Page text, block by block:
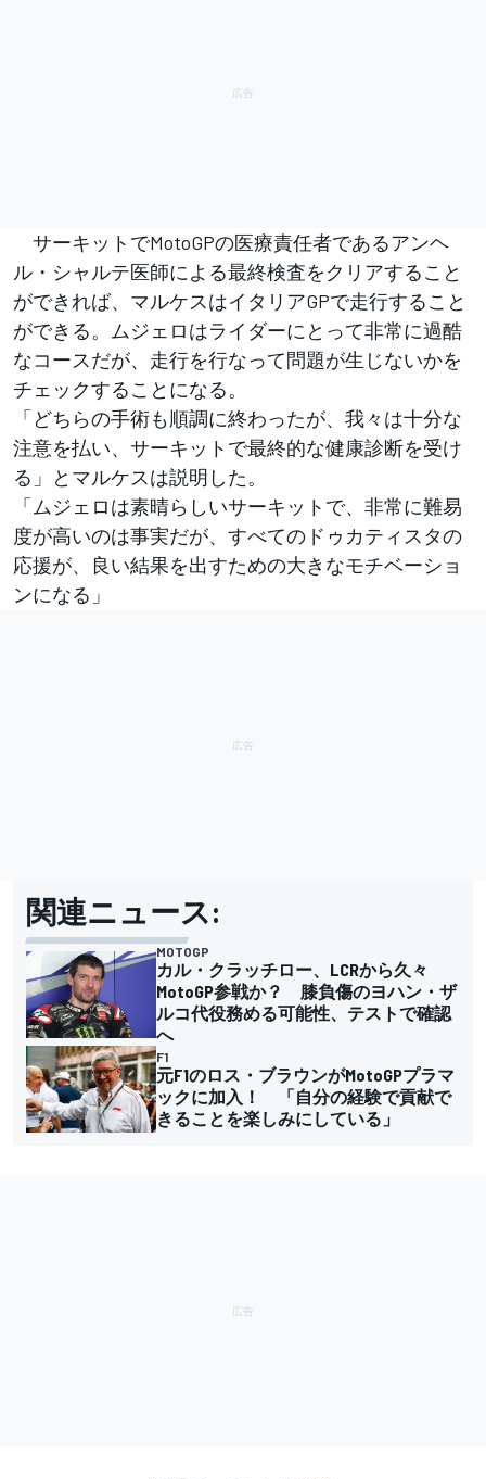
サーキットでMotoGPの医療責任者であるアンヘ
ル・シャルテ医師による最終検査をクリアすること
ができれば、マルケスはイタリアGPで走行すること
ができる。ムジェロはライダーにとって非常に過酷
なコースだが、走行を行なって問題が生じないかを
チェックすることになる。
「どちらの手術も順調に終わったが、我々は十分な
注意を払い、サーキットで最終的な健康診断を受け
る」とマルケスは説明した。
「ムジェロは素晴らしいサーキットで、非常に難易
度が高いのは事実だが、すべてのドゥカティスタの
応援が、良い結果を出すための大きなモチベーショ
ンになる」
関連ニュース:
MOTOGP
カル・クラッチロー、LCRから久々
MotoGP参戦か？ 膝負傷のヨハン・ザ
ルコ代役務める可能性、テストで確認
へ
F1
元F1のロス・ブラウンがMotoGPプラマ
ックに加入！ 「自分の経験で貢献で
きることを楽しみにしている」